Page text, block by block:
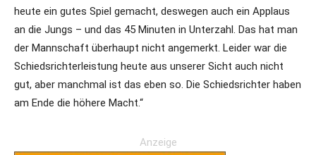
heute ein gutes Spiel gemacht, deswegen auch ein Applaus
an die Jungs – und das 45 Minuten in Unterzahl. Das hat man
der Mannschaft überhaupt nicht angemerkt. Leider war die
Schiedsrichterleistung heute aus unserer Sicht auch nicht
gut, aber manchmal ist das eben so. Die Schiedsrichter haben
am Ende die höhere Macht.“
Anzeige